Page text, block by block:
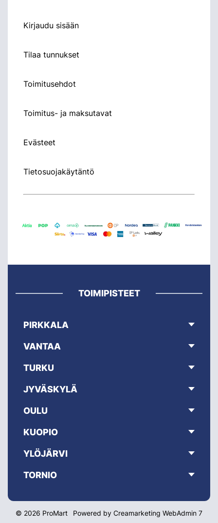
Kirjaudu sisään
Tilaa tunnukset
Toimitusehdot
Toimitus- ja maksutavat
Evästeet
Tietosuojakäytäntö
TOIMIPISTEET
PIRKKALA
VANTAA
TURKU
JYVÄSKYLÄ
OULU
KUOPIO
YLÖJÄRVI
TORNIO
© 2026 ProMart Powered by Creamarketing WebAdmin 7